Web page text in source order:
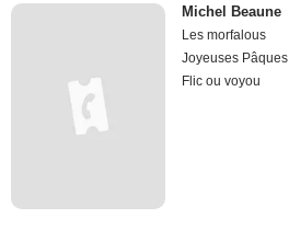
Michel Beaune
Les morfalous
Joyeuses Pâques
Flic ou voyou